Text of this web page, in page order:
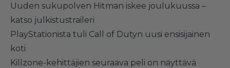
Uuden sukupolven Hitman iskee joulukuussa –
katso julkistustraileri
PlayStationista tuli Call of Dutyn uusi ensisijainen
koti
Killzone-kehittäjien seuraava peli on näyttävä